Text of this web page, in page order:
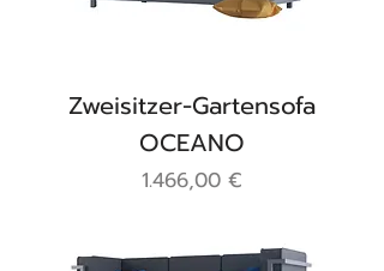
Zweisitzer-Gartensofa
OCEANO
Preis
1.466,00 €